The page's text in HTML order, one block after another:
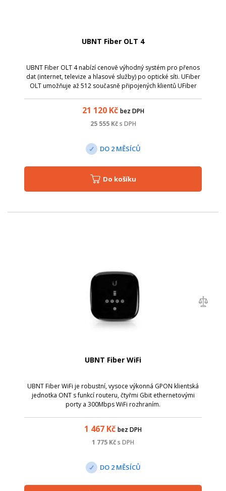
UBNT Fiber OLT 4
UBNT Fiber OLT 4 nabízí cenově výhodný systém pro přenos
dat (internet, televize a hlasové služby) po optické síti. UFiber
OLT umožňuje až 512 současně připojených klientů UFiber
21 120Kč bez DPH
25 555Kč s DPH
DO 2 MĚSÍCŮ
Do košíku
UBNT Fiber WiFi
UBNT Fiber WiFi je robustní, vysoce výkonná GPON klientská
jednotka ONT s funkcí routeru, čtyřmi Gbit ethernetovými
porty a 300Mbps WiFi rozhraním.
1 467 Kč bez DPH
1 775 Kčs DPH
DO 2 MĚSÍCŮ